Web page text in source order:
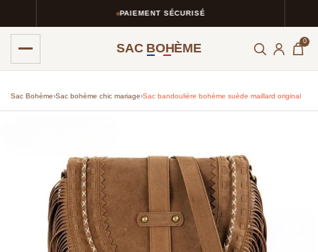
PAIEMENT SÉCURISÉ
SAC BOHÈME 0
Sac Bohème›Sac bohème chic mariage›Sac bandoulière bohème suède maillard original